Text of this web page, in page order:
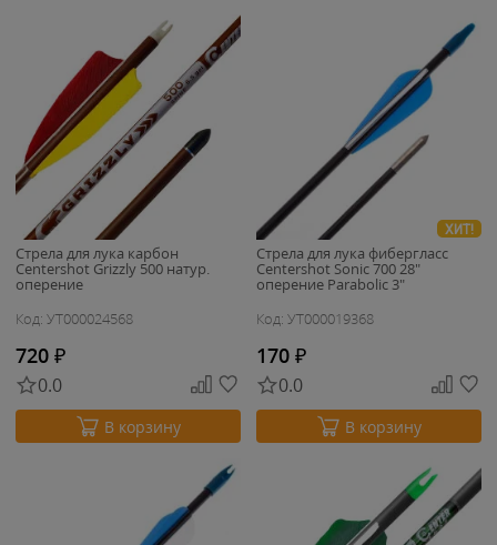
Стрела для лука карбон
Centershot Grizzly 500 натур.
оперение
Код: УТ000024568
720 ₽
0.0
В корзину
ХИТ!
Стрела для лука фибергласс
Centershot Sonic 700 28"
оперение Parabolic 3"
Код: УТ000019368
170 ₽
0.0
В корзину